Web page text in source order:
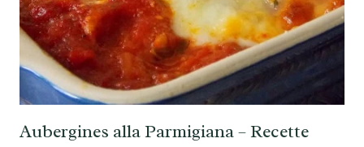
Aubergines alla Parmigiana – Recette